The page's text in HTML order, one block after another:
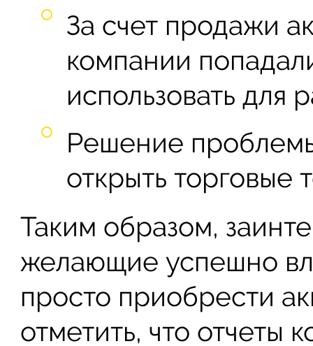
За счет продажи
компании
использовать для
Решение
открыть торговые
Таким образом,
желающие успешно
просто приобрести
отметить, что отчеты